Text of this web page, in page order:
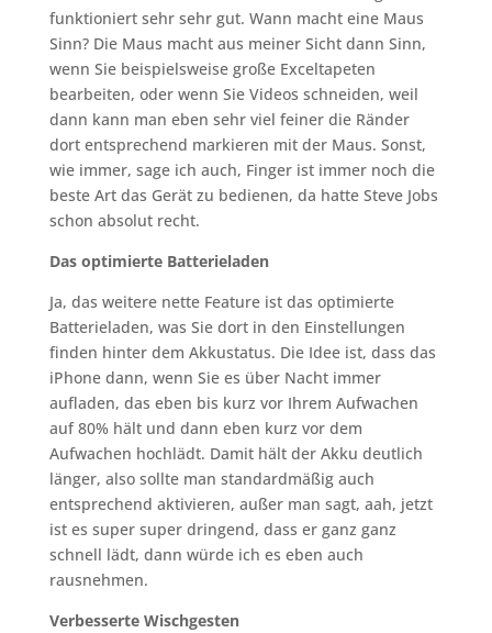
funktioniert sehr sehr gut. Wann macht eine Maus
Sinn? Die Maus macht aus meiner Sicht dann Sinn,
wenn Sie beispielsweise große Exceltapeten
bearbeiten, oder wenn Sie Videos schneiden, weil
dann kann man eben sehr viel feiner die Ränder
dort entsprechend markieren mit der Maus. Sonst,
wie immer, sage ich auch, Finger ist immer noch die
beste Art das Gerät zu bedienen, da hatte Steve Jobs
schon absolut recht.
Das optimierte Batterieladen
Ja, das weitere nette Feature ist das optimierte
Batterieladen, was Sie dort in den Einstellungen
finden hinter dem Akkustatus. Die Idee ist, dass das
iPhone dann, wenn Sie es über Nacht immer
aufladen, das eben bis kurz vor Ihrem Aufwachen
auf 80% hält und dann eben kurz vor dem
Aufwachen hochlädt. Damit hält der Akku deutlich
länger, also sollte man standardmäßig auch
entsprechend aktivieren, außer man sagt, aah, jetzt
ist es super super dringend, dass er ganz ganz
schnell lädt, dann würde ich es eben auch
rausnehmen.
Verbesserte Wischgesten